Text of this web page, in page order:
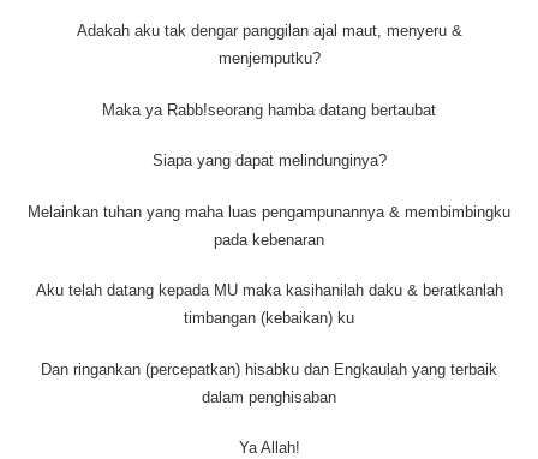
Adakah aku tak dengar panggilan ajal maut, menyeru &
menjemputku?
Maka ya Rabb!seorang hamba datang bertaubat
Siapa yang dapat melindunginya?
Melainkan tuhan yang maha luas pengampunannya & membimbingku
pada kebenaran
Aku telah datang kepada MU maka kasihanilah daku & beratkanlah
timbangan (kebaikan) ku
Dan ringankan (percepatkan) hisabku dan Engkaulah yang terbaik
dalam penghisaban
Ya Allah!